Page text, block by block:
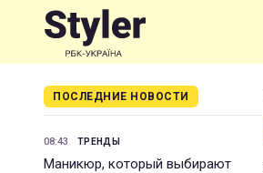
ПОСЛЕДНИЕ НОВОСТИ
08:43 ТРЕНДЫ
Маникюр, который выбирают